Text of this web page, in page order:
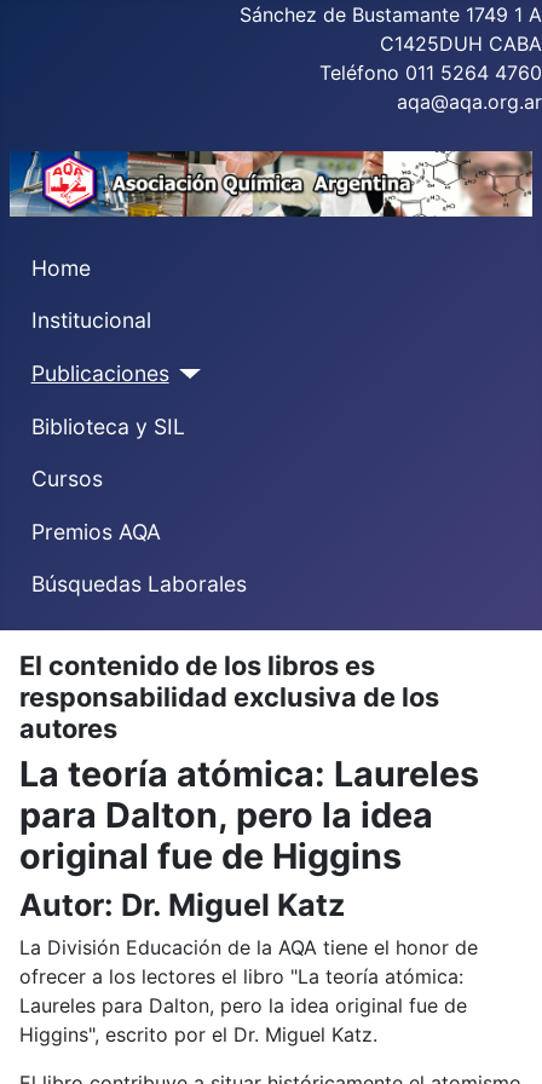
Sánchez de Bustamante 1749 1 A
C1425DUH CABA
Teléfono 011 5264 4760
aqa@aqa.org.ar
Home
Institucional
Publicaciones
Biblioteca y SIL
Cursos
Premios AQA
Búsquedas Laborales
El contenido de los libros es
responsabilidad exclusiva de los
autores
La teoría atómica: Laureles
para Dalton, pero la idea
original fue de Higgins
Autor: Dr. Miguel Katz
La División Educación de la AQA tiene el honor de
ofrecer a los lectores el libro "La teoría atómica:
Laureles para Dalton, pero la idea original fue de
Higgins", escrito por el Dr. Miguel Katz.